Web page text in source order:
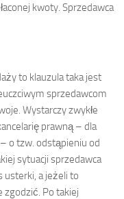
kwoty. Sprzedawca
to klauzula taka jest
sprzedawcom
Wystarczy zwykłe
prawną – dla
o tzw. odstąpieniu od
sytuacji sprzedawca
usterki, a jeżeli to
zgodzić. Po takiej